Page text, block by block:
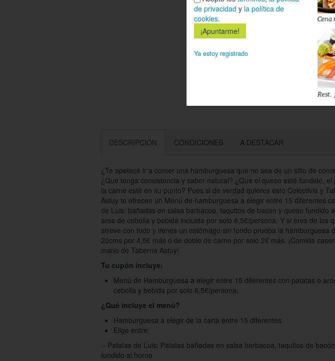
DESCRIPCIÓN CONDICIONES A DESTACAR
¿Te apetece ir a comer una hamburguesa que no sea de un sitio de
¿Que tenga consistencia y sabor natural? ¿Que el queso esté fundido, el
la carne esté en su punto? Pues si de verdad quieres esto Colectivia y
Astuy te ofrecen un Menú de hamburguesa a elegir entre 15 diferentes
de Luis: bañadas en salsa barbacoa, taquitos de bacon y queso fundido
aros de cebolla y bebida incluida por solo 6,5€/persona. Y si eres de los
atreve con todo y tienes un estómago sin fondo prueba la hamburguesa
20cms por 4,5€ más o de doble de carne por solo 2€ más. ¡Comida
mano de Taberna Astuy!
Tu cupón incluye:
Menú de Hamburguesa a elegir entre 15 diferentes con patatas o
cebolla y bebida por solo 6,5€/persona.
¿Qué incluye el menú?
Hamburguesa a elegir de la carta entre 15 diferentes
Elige entre:
- Patatas de Luis: Patatas bañadas en salsa barbacoa, taquitos de
fundido al horno
de privacidad y la política de
cookies.
Ya estoy registrado